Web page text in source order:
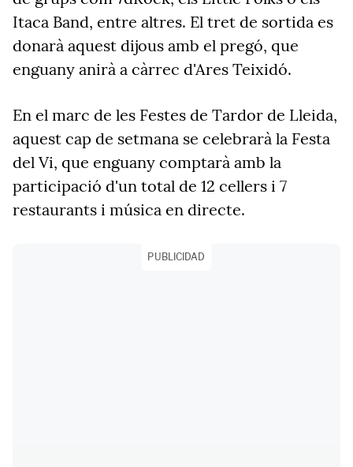
Itaca Band, entre altres. El tret de sortida es
donarà aquest dijous amb el pregó, que
enguany anirà a càrrec d'Ares Teixidó.
En el marc de les Festes de Tardor de Lleida,
aquest cap de setmana se celebrarà la Festa
del Vi, que enguany comptarà amb la
participació d'un total de 12 cellers i 7
restaurants i música en directe.
PUBLICIDAD